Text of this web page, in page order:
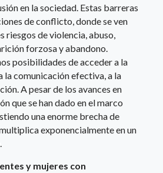
en la sociedad. Estas barreras
de conflicto, donde se ven
riesgos de violencia, abuso,
forzosa y abandono.
posibilidades de acceder a la
la comunicación efectiva, a la
A pesar de los avances en
que se han dado en el marco
una enorme brecha de
exponencialmente en un
y mujeres con